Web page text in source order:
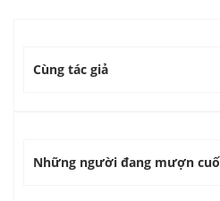
Cùng tác giả
Những người đang mượn